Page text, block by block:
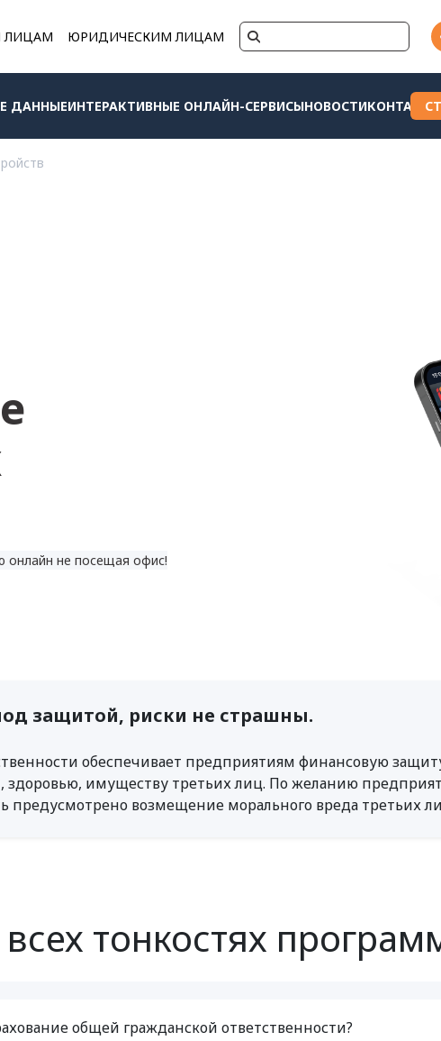
ЛИЦАМ ЮРИДИЧЕСКИМ ЛИЦАМ
ДАННЫЕИНТЕРАКТИВНЫЕ ОНЛАЙН-СЕРВИСЫНОВОСТИКОНТАКТЫ
не посещая офис!
защитой, риски не страшны.
обеспечивает предприятиям финансовую
здоровью, имуществу третьих лиц. По желанию
предусмотрено возмещение морального вреда третьих
тонкостях
общей гражданской ответственности?